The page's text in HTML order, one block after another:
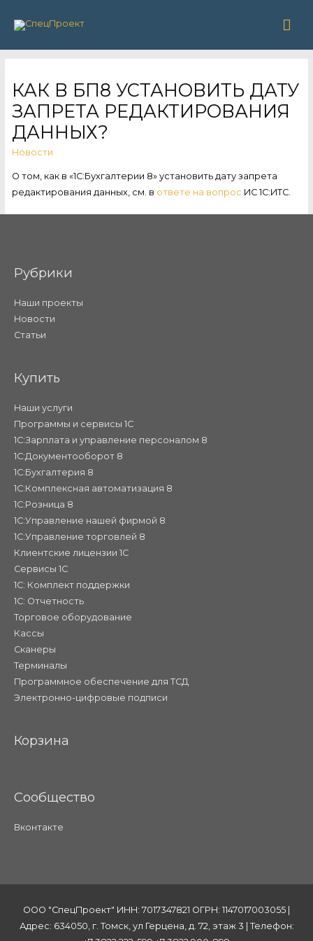
КАК В БП8 УСТАНОВИТЬ ДАТУ
ЗАПРЕТА РЕДАКТИРОВАНИЯ
ДАННЫХ?
Новости
О том, как в «1С:Бухгалтерии 8» установить дату запрета
редактирования данных, см. в ответе на вопрос ИС 1С:ИТС.
Рубрики
Наши проекты
Новости
Статьи
Купить
Наши услуги
Программы и сервисы 1С
1С:Зарплата и управление персоналом 8
1С:Документооборот 8
1С:Бухгалтерия 8
1С:Комплексная автоматизация 8
1С:Розница 8
1С:Управление нашей фирмой 8
1С:Управление торговлей 8
Клиентские лицензии 1С
Сервисы 1С
1С: Комплект поддержки
1С: Отчетность
Торговое оборудование
Кассы
Сканеры
Терминалы
Программное обеспечение для ТСД
Электронно-цифровые подписи
Корзина
Сообщество
Вконтакте
ООО "СпецПроект" ИНН: 7017347821 ОГРН: 1147017003055 |
Адрес: 634050, г. Томск, ул Герцена, д. 72, этаж 3 | Телефон: